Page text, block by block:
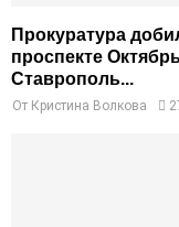
Прокуратура
проспекте
Ставрополь...
От Кристина Волкова